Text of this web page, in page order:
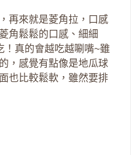
再來就是菱角拉，口感
角鬆鬆的口感、細細
！真的會越吃越唰嘴~雖
，感覺有點像是地瓜球
也比較鬆軟，雖然要排